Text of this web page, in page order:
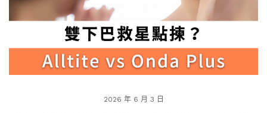
2026 年 6 月 3 日